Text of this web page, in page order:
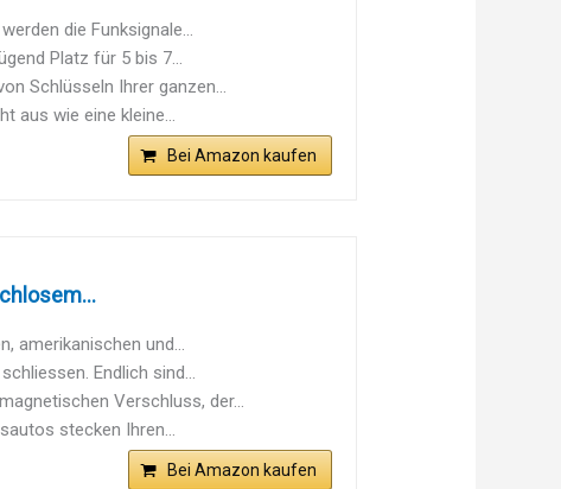
die Funksignale...
Platz für 5 bis 7...
Schlüsseln Ihrer ganzen...
aus wie eine kleine...
Bei Amazon kaufen
amerikanischen und...
Endlich sind...
Verschluss, der...
stecken Ihren...
Bei Amazon kaufen